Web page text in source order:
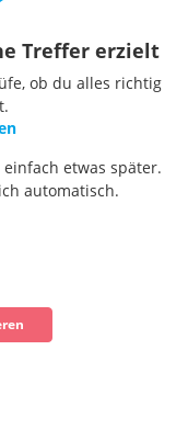
Treffer erzielt
ob du alles richtig
einfach etwas später.
automatisch.